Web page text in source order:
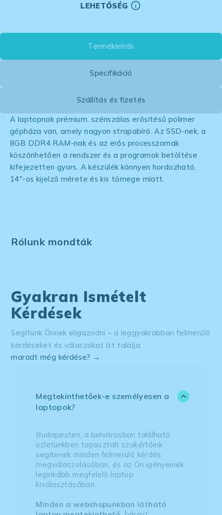
LEHETŐSÉG
Termékleírás
Specifikáció
Szállítás és fizetés
A laptopnak prémium, szénszálas erősítésű polimer
gépháza van, amely nagyon strapabíró. Az SSD-nek, a
8GB DDR4 RAM-nak és az erős processzornak
köszönhetően a rendszer és a programok betöltése
kifejezetten gyors. A készülék könnyen hordozható,
14″-os kijelző mérete és kis tömege miatt.
Rólunk mondták
Gyakran Ismételt
Kérdések
Segítünk Önnek eligazodni – a leggyakrabban felmerülő
kérdéseket és válaszokat itt találja.
maradt még kérdése? →
Megtekinthetőek-e személyesen a
laptopok?
Budapesten, a belvárosban található
üzletünkben tapasztalt szakértőink
segítenek minden felmerülő kérdés
megválaszolásában, és az Ön igényeinek
leginkább megfelelő laptop
kiválasztásában.
Minden a webshopunkban látható